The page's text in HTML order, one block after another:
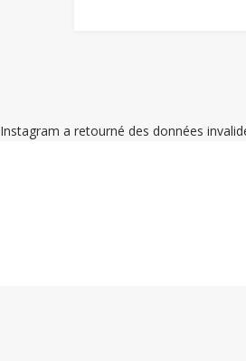
Instagram a retourné des données